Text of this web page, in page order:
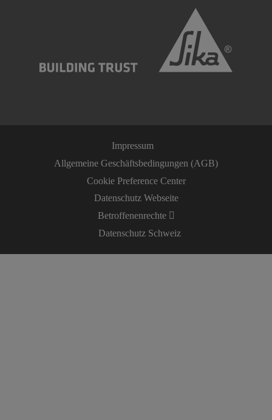
Impressum
Allgemeine Geschäftsbedingungen (AGB)
Cookie Preference Center
Datenschutz Webseite
Betroffenenrechte
Datenschutz Schweiz